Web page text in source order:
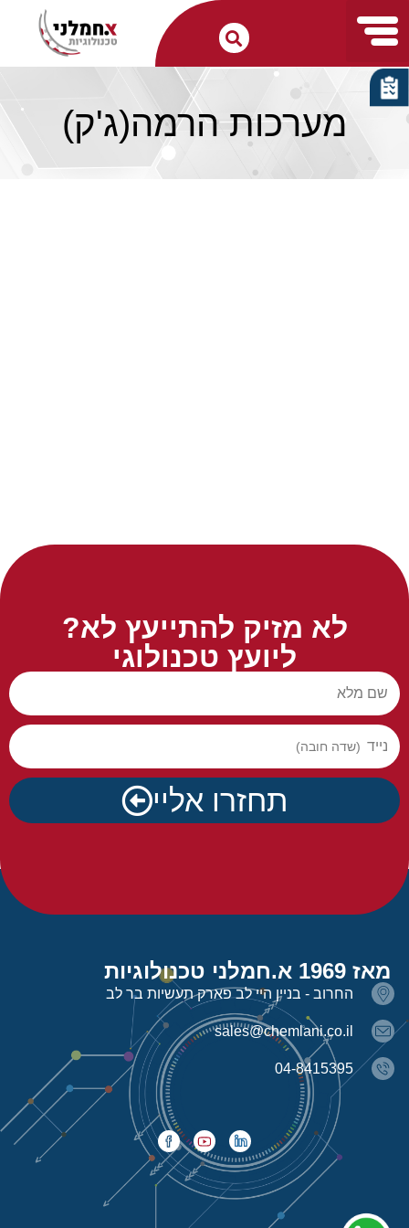
מערכות הרמה(ג'ק)
לא מזיק להתייעץ לא?
ליועץ טכנולוגי
שם מלא
נייד
תחזרו אליי
מאז 1969 א.חמלני טכנולוגיות
החרוב - בניין היי לב פארק תעשיות בר לב
sales@chemlani.co.il
04-8415395